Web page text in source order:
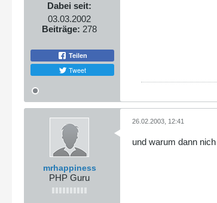
Dabei seit:
03.03.2002
Beiträge: 278
Teilen
Tweet
mrhappiness
PHP Guru
26.02.2003, 12:41
und warum dann